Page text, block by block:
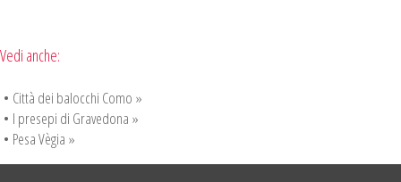
Vedi anche:
• Città dei balocchi Como »
• I presepi di Gravedona »
• Pesa Vègia »